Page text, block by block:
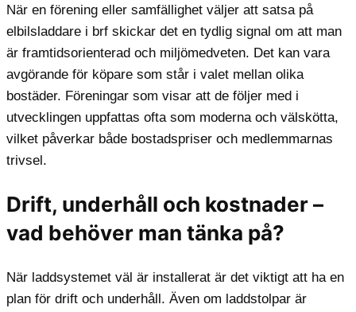
När en förening eller samfällighet väljer att satsa på
elbilsladdare i brf skickar det en tydlig signal om att man
är framtidsorienterad och miljömedveten. Det kan vara
avgörande för köpare som står i valet mellan olika
bostäder. Föreningar som visar att de följer med i
utvecklingen uppfattas ofta som moderna och välskötta,
vilket påverkar både bostadspriser och medlemmarnas
trivsel.
Drift, underhåll och kostnader –
vad behöver man tänka på?
När laddsystemet väl är installerat är det viktigt att ha en
plan för drift och underhåll. Även om laddstolpar är